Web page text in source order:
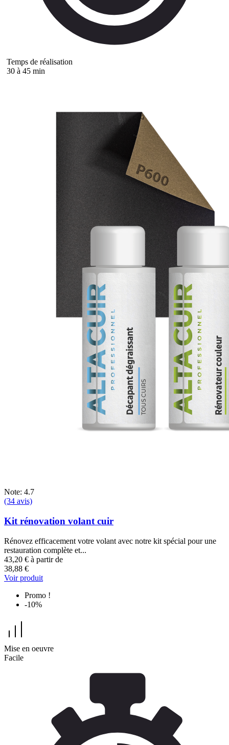
Temps de réalisation
30 à 45 min
Note: 4.7
(34 avis)
Kit rénovation volant cuir
Rénovez efficacement votre volant avec notre kit spécial pour une
restauration complète et...
43,20 € à partir de
38,88 €
Voir produit
Promo !
-10%
Mise en oeuvre
Facile